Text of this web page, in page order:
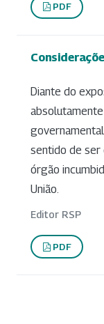
PDF
Diante do
sentido de ser
órgão
União.
Editor RSP
PDF